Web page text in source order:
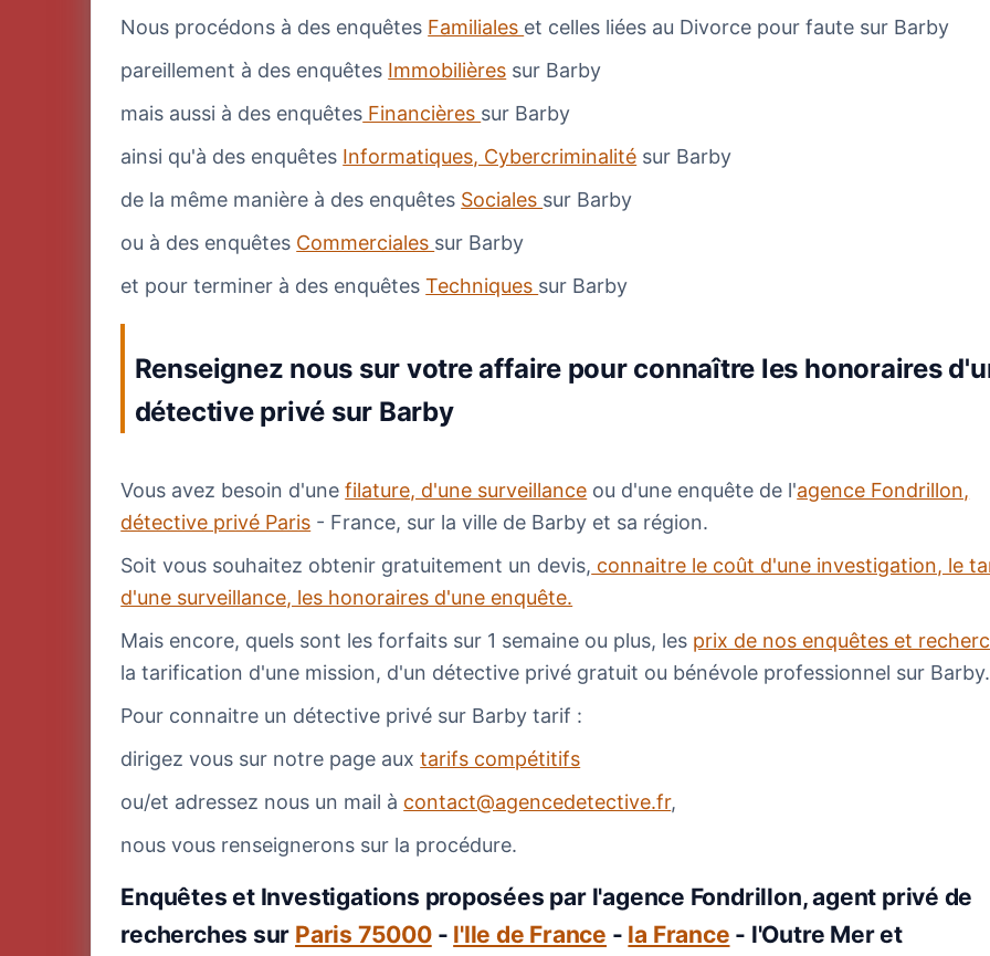
Nous procédons à des enquêtes Familiales et celles liées au Divorce pour faute sur Barby
pareillement à des enquêtes Immobilières sur Barby
mais aussi à des enquêtes Financières sur Barby
ainsi qu'à des enquêtes Informatiques, Cybercriminalité sur Barby
de la même manière à des enquêtes Sociales sur Barby
ou à des enquêtes Commerciales sur Barby
et pour terminer à des enquêtesTechniques sur Barby
Renseignez nous sur votre affaire pour connaître les honoraires
détective privé sur Barby
Vous avez besoin d'unefilature, d'une surveillance ou d'une enquête de l'agence Fondrillon,
détective privé Paris - France, sur la ville de Barby et sa région.
Soit vous souhaitez obtenir gratuitement un devis, connaitre le coût d'une investigation, le
d'une surveillance, les honoraires d'une enquête.
Mais encore, quels sont les forfaits sur 1 semaine ou plus, les prix de nos enquêtes et
la tarification d'une mission, d'un détective privé gratuit ou bénévole professionnel sur Barby.
Pour connaitre un détective privé sur Barby tarif :
dirigez vous sur notre page auxtarifs compétitifs
ou/et adressez nous un mail à contact@agencedetective.fr,
nous vous renseignerons sur la procédure.
Enquêtes et Investigations proposées par l'agence Fondrillon, agent privé de
recherches sur Paris 75000- l'Ile de France - la France - l'Outre Mer et